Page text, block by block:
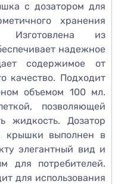
с дозатором для
хранения
Изготовлена из
надежное
содержимое от
качество. Подходит
объемом 100 мл.
позволяющей
жидкость. Дозатор
крышки выполнен в
элегантный вид и
для потребителей.
для использования